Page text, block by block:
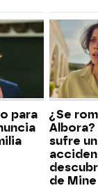
para
¿Se
Albora?
sufre
de Mine